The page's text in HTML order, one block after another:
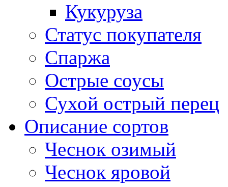
Кукуруза
Статус покупателя
Спаржа
Острые соусы
Сухой острый перец
Описание сортов
Чеснок озимый
Чеснок яровой